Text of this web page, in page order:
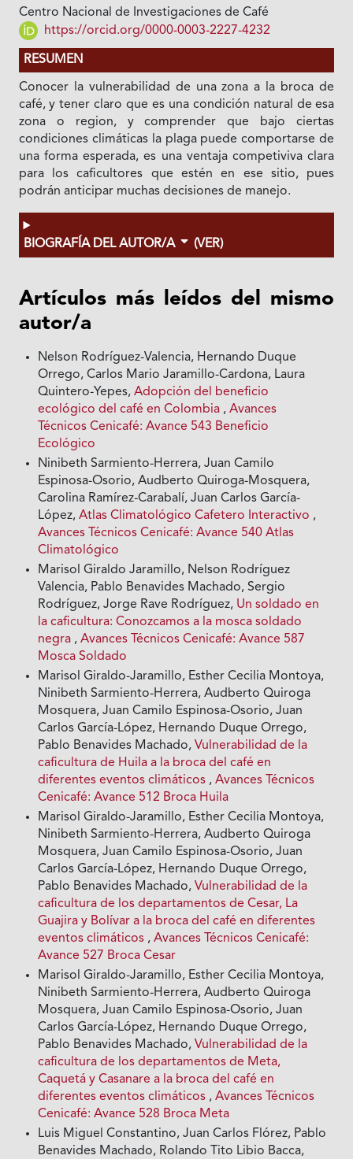
Centro Nacional de Investigaciones de Café
https://orcid.org/0000-0003-2227-4232
RESUMEN
Conocer la vulnerabilidad de una zona a la broca de
café, y tener claro que es una condición natural de esa
zona o region, y comprender que bajo ciertas
condiciones climáticas la plaga puede comportarse de
una forma esperada, es una ventaja competiviva clara
para los caficultores que estén en ese sitio, pues
podrán anticipar muchas decisiones de manejo.
BIOGRAFÍA DEL AUTOR/A (VER)
Artículos más leídos del mismo
autor/a
Nelson Rodríguez-Valencia, Hernando Duque
Orrego, Carlos Mario Jaramillo-Cardona, Laura
Quintero-Yepes,Adopción del beneficio
ecológico del café en Colombia ,Avances
Técnicos Cenicafé: Avance 543 Beneficio
Ecológico
Ninibeth Sarmiento-Herrera, Juan Camilo
Espinosa-Osorio, Audberto Quiroga-Mosquera,
Carolina Ramírez-Carabalí, Juan Carlos García-
López,Atlas Climatológico Cafetero Interactivo ,
Avances Técnicos Cenicafé: Avance 540 Atlas
Climatológico
Marisol Giraldo Jaramillo, Nelson Rodríguez
Valencia, Pablo Benavides Machado, Sergio
Rodríguez, Jorge Rave Rodríguez, Un soldado en
la caficultura: Conozcamos a la mosca soldado
negra ,Avances Técnicos Cenicafé: Avance 587
Mosca Soldado
Marisol Giraldo-Jaramillo, Esther Cecilia Montoya,
Ninibeth Sarmiento-Herrera, Audberto Quiroga
Mosquera, Juan Camilo Espinosa-Osorio, Juan
Carlos García-López, Hernando Duque Orrego,
Pablo Benavides Machado,Vulnerabilidad de la
caficultura de Huila a la broca del café en
diferentes eventos climáticos ,Avances Técnicos
Cenicafé: Avance 512 Broca Huila
Marisol Giraldo-Jaramillo, Esther Cecilia Montoya,
Ninibeth Sarmiento-Herrera, Audberto Quiroga
Mosquera, Juan Camilo Espinosa-Osorio, Juan
Carlos García-López, Hernando Duque Orrego,
Pablo Benavides Machado,Vulnerabilidad de la
caficultura de los departamentos de Cesar, La
Guajira y Bolívar a la broca del café en diferentes
eventos climáticos ,Avances Técnicos Cenicafé:
Avance 527 Broca Cesar
Marisol Giraldo-Jaramillo, Esther Cecilia Montoya,
Ninibeth Sarmiento-Herrera, Audberto Quiroga
Mosquera, Juan Camilo Espinosa-Osorio, Juan
Carlos García-López, Hernando Duque Orrego,
Pablo Benavides Machado,Vulnerabilidad de la
caficultura de los departamentos de Meta,
Caquetá y Casanare a la broca del café en
diferentes eventos climáticos ,Avances Técnicos
Cenicafé: Avance 528 Broca Meta
Luis Miguel Constantino, Juan Carlos Flórez, Pablo
Benavides Machado, Rolando Tito Libio Bacca,